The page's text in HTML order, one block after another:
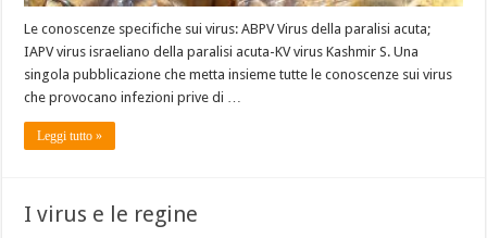
Le conoscenze specifiche sui virus: ABPV Virus della paralisi acuta;
IAPV virus israeliano della paralisi acuta-KV virus Kashmir S. Una
singola pubblicazione che metta insieme tutte le conoscenze sui virus
che provocano infezioni prive di …
Leggi tutto »
I virus e le regine